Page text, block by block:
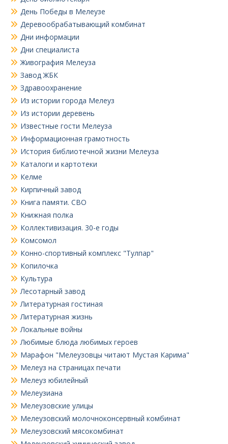
День Победы в Мелеузе
Деревообрабатывающий комбинат
Дни информации
Дни специалиста
Живография Мелеуза
Завод ЖБК
Здравоохранение
Из истории города Мелеуз
Из истории деревень
Известные гости Мелеуза
Информационная грамотность
История библиотечной жизни Мелеуза
Каталоги и картотеки
Келме
Кирпичный завод
Книга памяти. СВО
Книжная полка
Коллективизация. 30-е годы
Комсомол
Конно-спортивный комплекс "Тулпар"
Копилочка
Культура
Лесотарный завод
Литературная гостиная
Литературная жизнь
Локальные войны
Любимые блюда любимых героев
Марафон "Мелеузовцы читают Мустая Карима"
Мелеуз на страницах печати
Мелеуз юбилейный
Мелеузиана
Мелеузовские улицы
Мелеузовский молочноконсервный комбинат
Мелеузовский мясокомбинат